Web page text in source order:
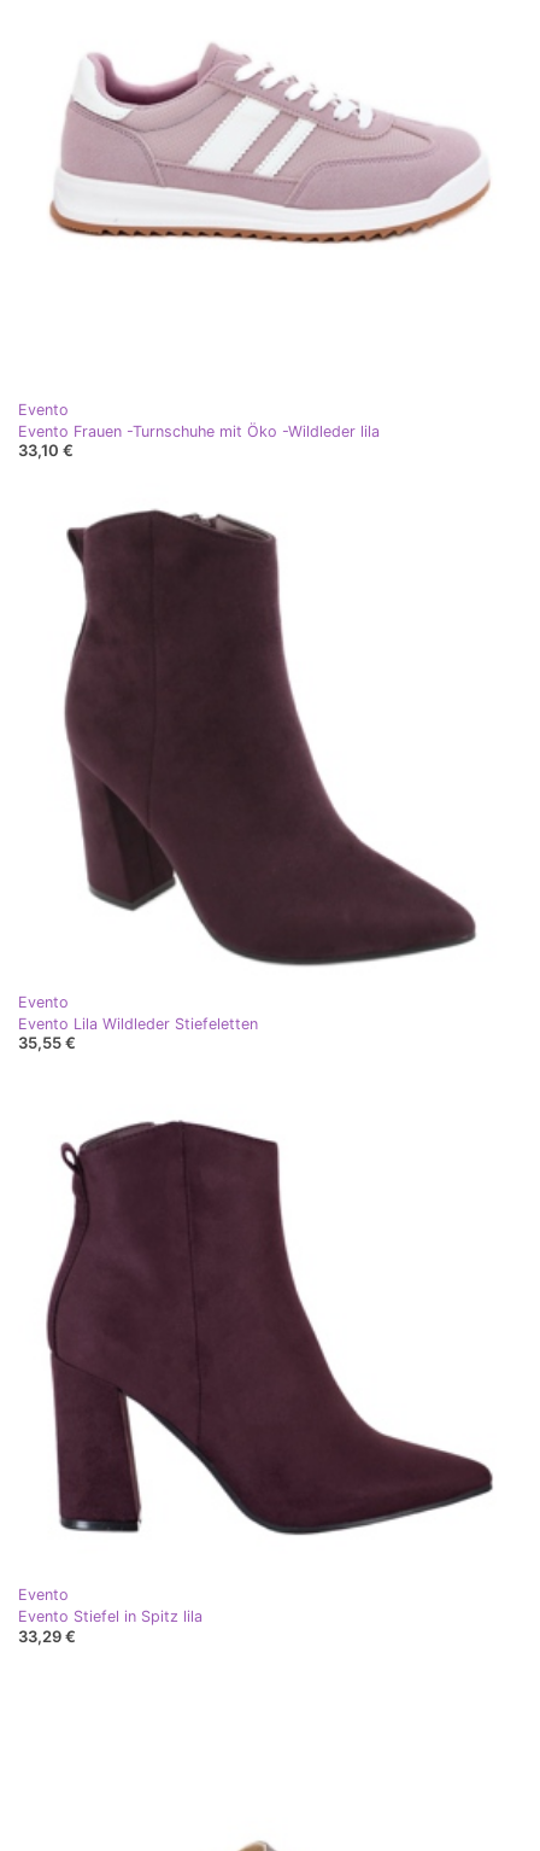
Evento
Evento Frauen -Turnschuhe mit Öko -Wildleder lila
33,10 €
Evento
Evento Lila Wildleder Stiefeletten
35,55 €
Evento
Evento Stiefel in Spitz lila
33,29 €